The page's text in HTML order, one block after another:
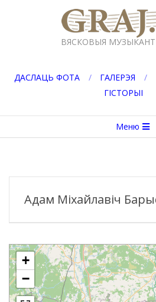
GRAJ.BY
ВЯСКОВЫЯ
ДАСЛАЦЬ ФОТА ГАЛЕРЭЯ
ГІСТОРЫІ
меню
Меню
Адам Міхайлавіч
+
−